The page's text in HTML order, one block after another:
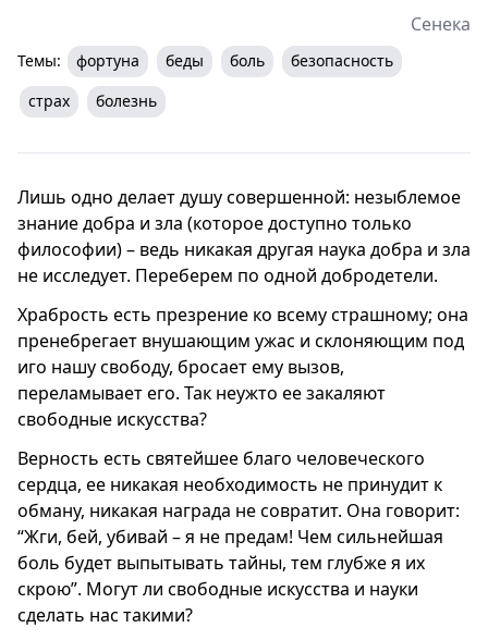
Сенека
Темы: фортуна беды боль
безопасность
страх
болезнь
Лишь одно делает душу совершенной: незыблемое
знание добра и зла (которое доступно только
философии) – ведь никакая другая наука добра и зла
не исследует. Переберем по одной добродетели.
Храбрость есть презрение ко всему страшному; она
пренебрегает внушающим ужас и склоняющим под
иго нашу свободу, бросает ему вызов,
переламывает его. Так неужто ее закаляют
свободные искусства?
Верность есть святейшее благо человеческого
сердца, ее никакая необходимость не принудит к
обману, никакая награда не совратит. Она говорит:
“Жги, бей, убивай – я не предам! Чем сильнейшая
боль будет выпытывать тайны, тем глубже я их
скрою”. Могут ли свободные искусства и науки
сделать нас такими?